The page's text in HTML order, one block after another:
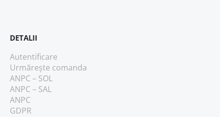
DETALII
Autentificare
Urmărește comanda
ANPC – SOL
ANPC – SAL
ANPC
GDPR